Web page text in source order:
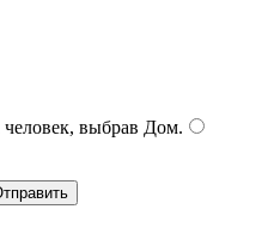
выбрав Дом.